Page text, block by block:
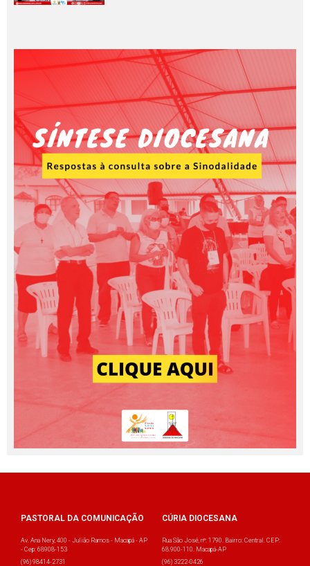
PASTORAL DA COMUNICAÇÃO
Av. Ana Nery, 400 - Julião Ramos - Macapá - AP
- Cep: 68908-153
(96) 98414-2731
CÚRIA DIOCESANA
Rua São José, nº: 1790. Bairro: Central. CEP:
68.900-110. Macapá-AP
(96) 3222-0426